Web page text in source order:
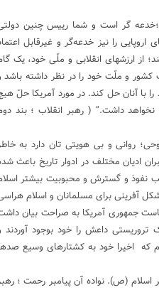
؛خدعه گر است و شما رییس چنین
اروپایی را نیز خدعه‌گر و غیرقابل
از ارزشهای انقلابی و ملّی خود، یک
و ملّت خود را در نظر داشته باشد
با آنان حل کند. در مورد آمریکا حلّ
داشت.” ( رهبر انقلاب ؛ بند
روانی و بی هویتی تان دارد به
ادیان مختلف در ادوار تاریخ باعث
نفوذ و گسترش و محبوبیت بیشتر
آفرینی برای مسلمانان و اسلام
جمهوری آمریکا به صراحت بیان
داعش را خود بوجود آوردند
که اخیرا خود به کشتارهای وسیع
اسلام (ص). نواده آن پیامبر رحمت ؛